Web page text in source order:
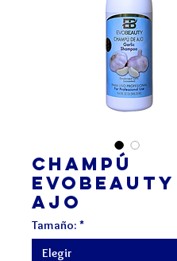
Champú
EvoBeauty
Ajo
Tamaño: *